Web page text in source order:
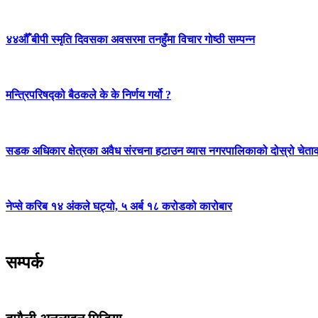
४४औँ बीपी स्मृति दिवसका अवसरमा तनहुँमा विचार गोष्ठी सम्पन्न
मन्त्रिपरिषद्को बैठकले के के निर्णय गर्यो ?
सडक अधिकार क्षेत्रका अवैध संरचना हटाउन व्यास नगरपालिकाको दोस्रो
नेप्से करिब १४ अंकले घट्यो, ५ अर्ब १८ करोडको कारोबार
सम्पर्क